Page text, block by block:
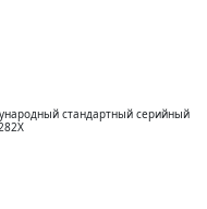
стандартный серийный